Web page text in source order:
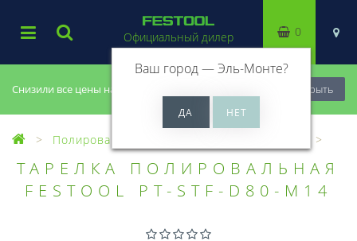
Снизили все цены на 20%, успей купить! Закрыть
Официальный дилер
Ваш город —Эль-Монте?
0
Полирование
ТАРЕЛКА ПОЛИРОВАЛЬНАЯ
FESTOOL PT-STF-D80-M14